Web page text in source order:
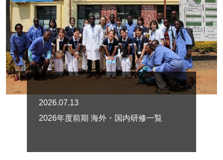
2026.07.13
2026年度前期 海外・国内研修一覧